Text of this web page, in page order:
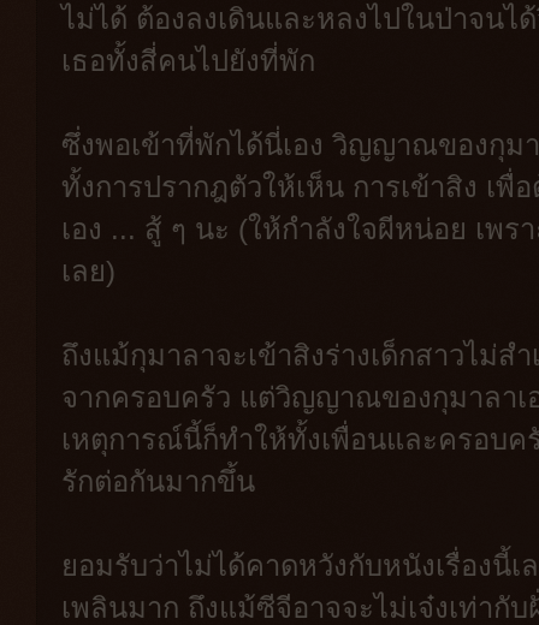
ไม่ได้ ต้องลงเดินและหลงไปในป่าจน
เธอทั้งสี่คนไปยังที่พัก
ซึ่งพอเข้าที่พักได้นี่เอง วิญญาณของกุม
ทั้งการปรากฎตัวให้เห็น การเข้าสิง เพื่
เอง ... สู้ ๆ นะ (ให้กำลังใจผีหน่อย เพร
เลย)
ถึงแม้กุมาลาจะเข้าสิงร่างเด็กสาวไม่ส
จากครอบครัว แต่วิญญาณของกุมาลาเ
เหตุการณ์นี้ก็ทำให้ทั้งเพื่อนและครอบค
รักต่อกันมากขึ้น
ยอมรับว่าไม่ได้คาดหวังกับหนังเรื่องนี้
เพลินมาก ถึงแม้ซีจีอาจจะไม่เจ๋งเท่ากั